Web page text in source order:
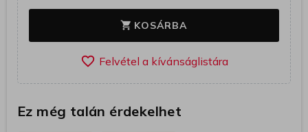
shopping_cart KOSÁRBA
favorite_border
Ez még talán érdekelhet